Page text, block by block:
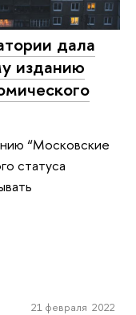
дала
изданию
“Московские
статуса
21 февраля 2022